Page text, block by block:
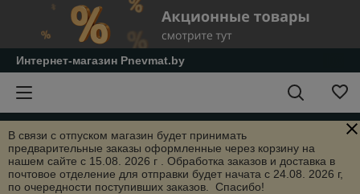
Интернет-магазин Pnevmat.by
В связи с отпуском магазин будет принимать
предварительные заказы оформленные через корзину на
нашем сайте с 15.08. 2026 г . Обработка заказов и доставка в
почтовое отделение для отправки будет начата с 24.08. 2026 г,
по очередности поступивших заказов. Спасибо!